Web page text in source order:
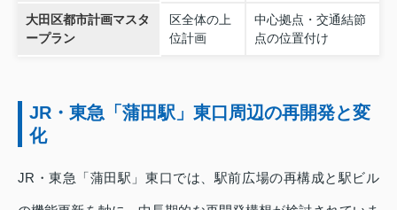
大田区都市計画マスタ
ープラン
区全体の上
位計画
中心拠点・交通結節
点の位置付け
JR・東急「蒲田駅」東口周辺の再開発と変
化
JR・東急「蒲田駅」東口では、駅前広場の再構成と駅ビル